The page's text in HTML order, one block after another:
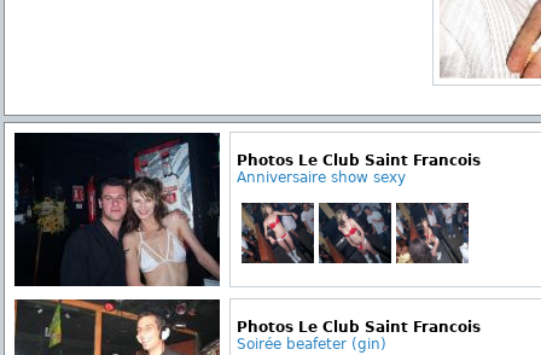
Photos Le Club Saint Francois
Anniversaire show sexy
Photos Le Club Saint Francois
Soirée beafeter (gin)